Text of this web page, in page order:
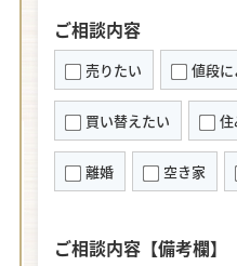
ご相談内容
売りたい 値段
買い替えたい 住
離婚 空き家
ご相談内容【備考欄】